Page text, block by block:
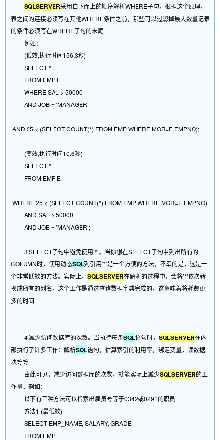
SQLSERVER采用自下而上的顺序解析WHERE子句，根据这个原理，
表之间的连接必须写在其他WHERE条件之前，那些可以过滤掉最大数量记录
的条件必须写在WHERE子句的末尾
例如：
(低效,执行时间156.3秒)
SELECT *
FROM EMP E
WHERE SAL > 50000
AND JOB = ’MANAGER’
AND 25 < (SELECT COUNT(*) FROM EMP WHERE MGR=E.EMPNO);
(高效,执行时间10.6秒)
SELECT *
FROM EMP E
WHERE 25 < (SELECT COUNT(*) FROM EMP WHERE MGR=E.EMPNO)
AND SAL > 50000
AND JOB = ’MANAGER’;
3.SELECT子句中避免使用’*’。当你想在SELECT子句中列出所有的
COLUMN时，使用动态SQL列引用’*’是一个方便的方法，不幸的是，这是一
个非常低效的方法。实际上，SQLSERVER在解析的过程中，会将’*’依次转
换成所有的列名，这个工作是通过查询数据字典完成的，这意味着将耗费更
多的时间
4.减少访问数据库的次数。当执行每条SQL语句时，SQLSERVER在内
部执行了许多工作：解析SQL语句，估算索引的利用率，绑定变量，读数据
块等等
由此可见，减少访问数据库的次数，就能实际上减少SQLSERVER的工
作量，例如：
以下有三种方法可以检索出雇员号等于0342或0291的职员
方法1 (最低效)
SELECT EMP_NAME, SALARY, GRADE
FROM EMP